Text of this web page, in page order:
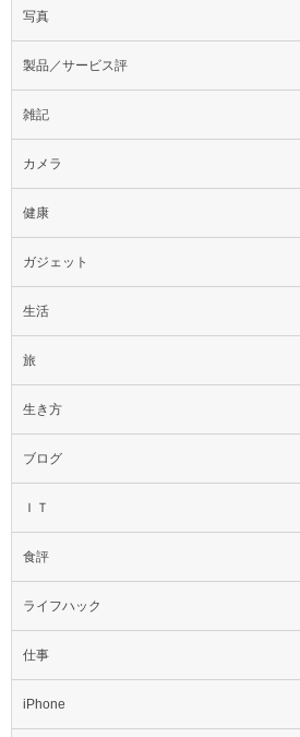
写真
製品／サービス評
雑記
カメラ
健康
ガジェット
生活
旅
生き方
ブログ
ＩＴ
食評
ライフハック
仕事
iPhone